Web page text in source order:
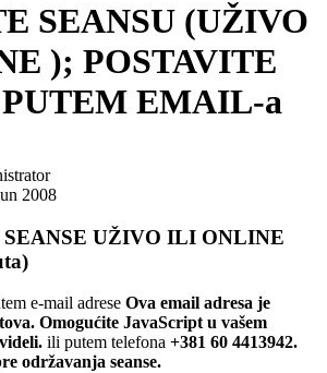
SEANSU (UŽIVO
); POSTAVITE
EMAIL-a
2008
UŽIVO ILI ONLINE
e-mail adrese Ova email adresa je
Omogućite JavaScript u vašem
ili putem telefona +381 60 4413942.
održavanja seanse.